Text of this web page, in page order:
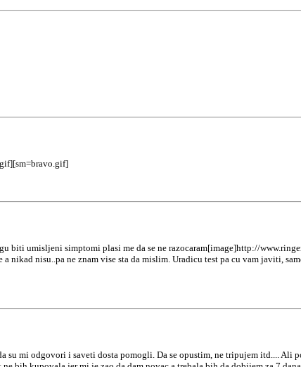
biti umisljeni simptomi plasi me da se ne razocaram[image]http://
nikad nisu..pa ne znam vise sta da mislim. Uradicu test pa cu vam javiti,
mi odgovori i saveti dosta pomogli. Da se opustim, ne tripujem itd.... Ali